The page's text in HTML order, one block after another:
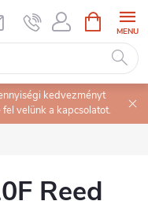
KOSÁR
kedvezményt
velünk a kapcsolatot.
Reed